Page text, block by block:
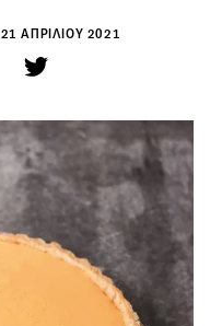
21 ΑΠΡΙΛΙΟΥ 2021